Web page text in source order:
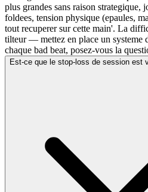
plus grandes sans raison strategique,
foldees, tension physique (epaules,
tout recuperer sur cette main'. La
tilteur — mettez en place un systeme
chaque bad beat, posez-vous la
Est-ce que le stop-loss de session est